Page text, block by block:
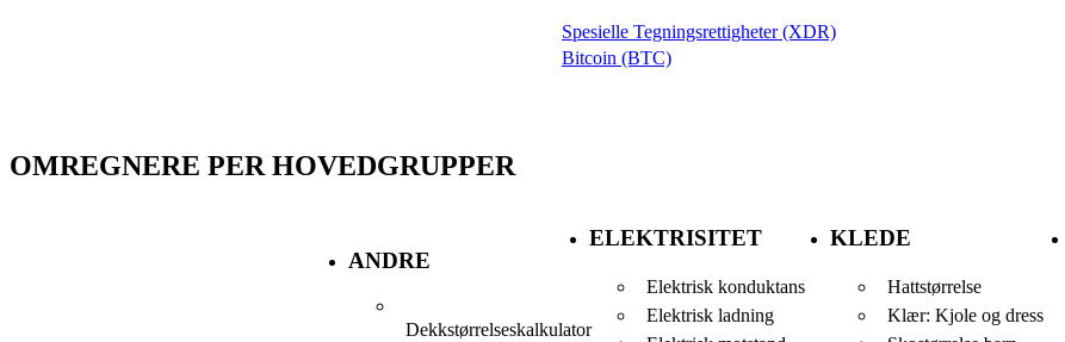
Spesielle Tegningsrettigheter (XDR)
Bitcoin (BTC)
OMREGNERE PER HOVEDGRUPPER
ANDRE
Dekkstørrelseskalkulator
ELEKTRISITET
Elektrisk konduktans
Elektrisk ladning
KLEDE
Hattstørrelse
Klær: Kjole og dress